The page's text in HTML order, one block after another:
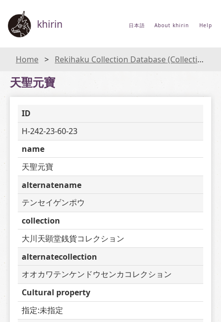
khirin 日本語 About khirin Help
Home Rekihaku Collection Database (Collections Database of the National Museum of Japanese History)
天聖元寶
ID
H-242-23-60-23
name
天聖元寶
alternatename
テンセイゲンポウ
collection
大川天顕堂銭貨コレクション
alternatecollection
オオカワテンケンドウセンカコレクション
Cultural property
指定:未指定